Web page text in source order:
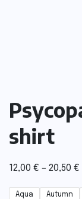
shirt
12,00 € – 20,50 €
Aqua Autumn